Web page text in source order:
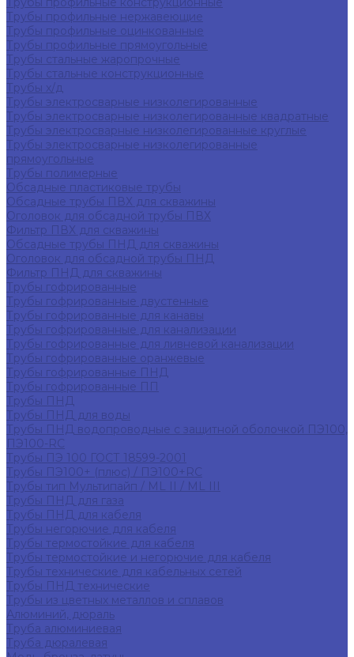
Трубы профильные нержавеющие
Трубы профильные оцинкованные
Трубы профильные прямоугольные
Трубы стальные жаропрочные
Трубы стальные конструкционные
Трубы х/д
Трубы электросварные низколегированные
Трубы электросварные низколегированные квадратные
Трубы электросварные низколегированные круглые
Трубы электросварные низколегированные
прямоугольные
Трубы полимерные
Обсадные пластиковые трубы
Обсадные трубы ПВХ для скважины
Оголовок для обсадной трубы ПВХ
Фильтр ПВХ для скважины
Обсадные трубы ПНД для скважины
Оголовок для обсадной трубы ПНД
Фильтр ПНД для скважины
Трубы гофрированные
Трубы гофрированные двустенные
Трубы гофрированные для канавы
Трубы гофрированные для канализации
Трубы гофрированные для ливневой канализации
Трубы гофрированные оранжевые
Трубы гофрированные ПНД
Трубы гофрированные ПП
Трубы ПНД
Трубы ПНД для воды
Трубы ПНД водопроводные с защитной оболочкой ПЭ100,
ПЭ100-RC
Трубы ПЭ 100 ГОСТ 18599-2001
Трубы ПЭ100+ (плюс) / ПЭ100+RC
Трубы тип Мультипайп / ML II / ML III
Трубы ПНД для газа
Трубы ПНД для кабеля
Трубы негорючие для кабеля
Трубы термостойкие для кабеля
Трубы термостойкие и негорючие для кабеля
Трубы технические для кабельных сетей
Трубы ПНД технические
Трубы из цветных металлов и сплавов
Алюминий, дюраль
Труба алюминиевая
Труба дюралевая